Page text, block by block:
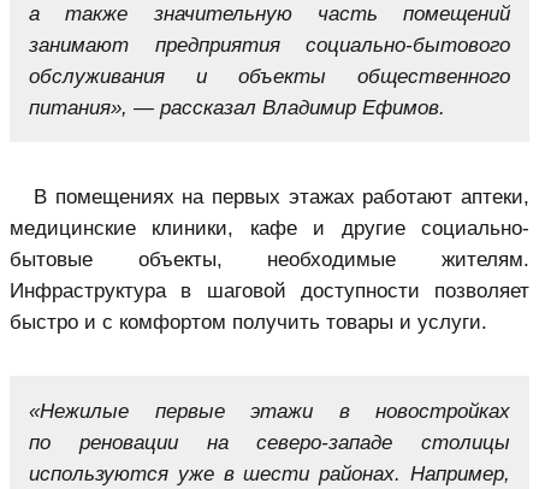
а также значительную часть помещений
занимают предприятия социально-бытового
обслуживания и объекты общественного
питания», — рассказал Владимир Ефимов.
В помещениях на первых этажах работают аптеки,
медицинские клиники, кафе и другие социально-
бытовые объекты, необходимые жителям.
Инфраструктура в шаговой доступности позволяет
быстро и с комфортом получить товары и услуги.
«Нежилые первые этажи в новостройках
по реновации на северо-западе столицы
используются уже в шести районах. Например,